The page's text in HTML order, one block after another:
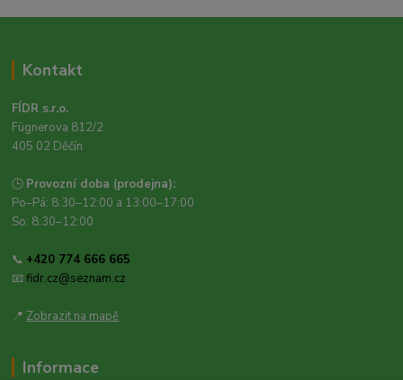
Kontakt
FÍDR s.r.o.
Fügnerova 812/2
405 02 Děčín
🕒 Provozní doba (prodejna):
Po–Pá: 8:30–12:00 a 13:00–17:00
So: 8:30–12:00
📞 +420 774 666 665
📧fidr.cz@seznam.cz
📍 Zobrazit na mapě
Informace